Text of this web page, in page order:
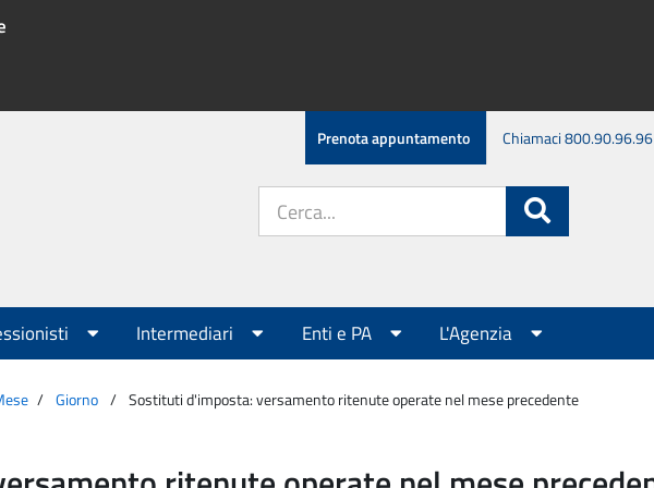
Prenota appuntamento Chiamaci 800.90.96.96
sito:
Intermediari Enti e PA L'Agenzia
Giorno Sostituti d'imposta: versamento ritenute operate nel mese precedente